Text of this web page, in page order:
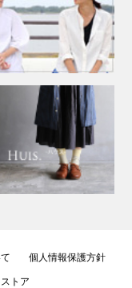
個人情報保護方針
トア